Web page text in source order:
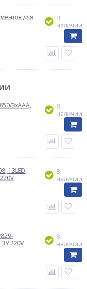
для
В
наличии
3xAAA,
В
наличии
13LED,
В
наличии
ЗУ 220V
В
наличии